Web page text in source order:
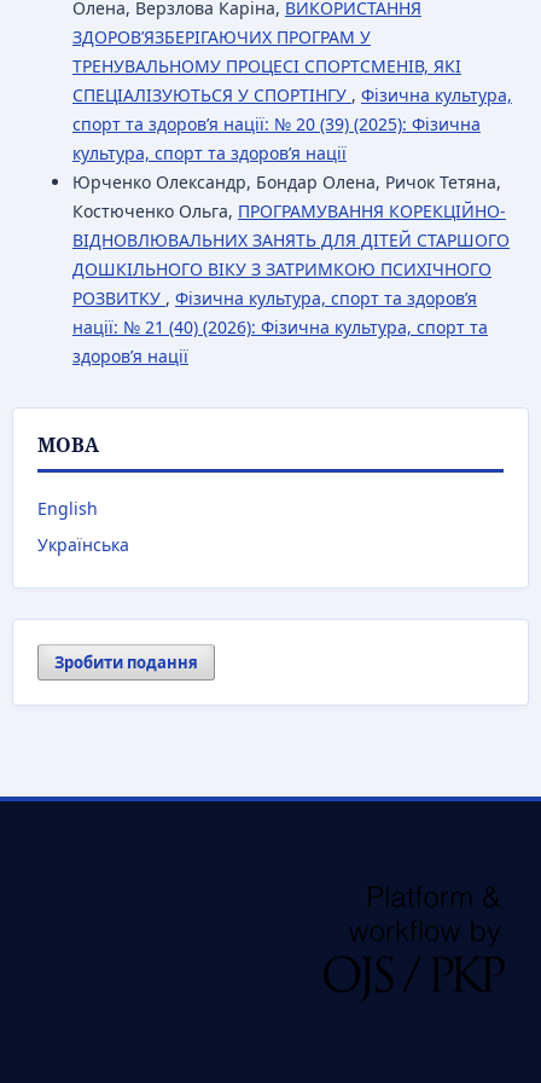
Олена, Верзлова Каріна, ВИКОРИСТАННЯ
ЗДОРОВ’ЯЗБЕРІГАЮЧИХ ПРОГРАМ У
ТРЕНУВАЛЬНОМУ ПРОЦЕСІ СПОРТСМЕНІВ, ЯКІ
СПЕЦІАЛІЗУЮТЬСЯ У СПОРТІНГУ , Фізична культура,
спорт та здоров’я нації: № 20 (39) (2025): Фізична
культура, спорт та здоров’я нації
Юрченко Олександр, Бондар Олена, Ричок Тетяна,
Костюченко Ольга, ПРОГРАМУВАННЯ КОРЕКЦІЙНО-
ВІДНОВЛЮВАЛЬНИХ ЗАНЯТЬ ДЛЯ ДІТЕЙ СТАРШОГО
ДОШКІЛЬНОГО ВІКУ З ЗАТРИМКОЮ ПСИХІЧНОГО
РОЗВИТКУ , Фізична культура, спорт та здоров’я
нації: № 21 (40) (2026): Фізична культура, спорт та
здоров’я нації
МОВА
English
Українська
Зробити подання